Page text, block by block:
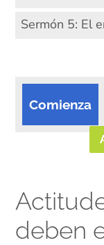
Sermón 5: El
Comienza
deben